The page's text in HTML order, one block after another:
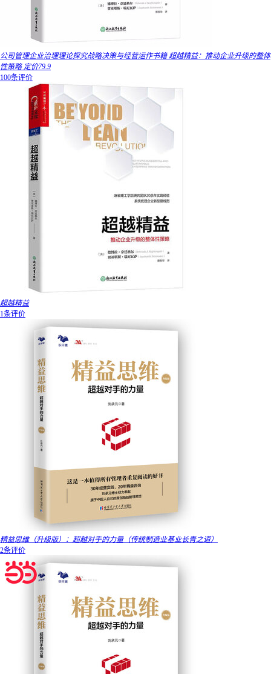
公司管理企业治理理论探究战略决策与经营运作书籍 超越精益：推动企业升级的整体
性策略 定价79.9
100条评价
超越精益
1条评价
精益思维（升级版）：超越对手的力量（传统制造业基业长青之道）
2条评价